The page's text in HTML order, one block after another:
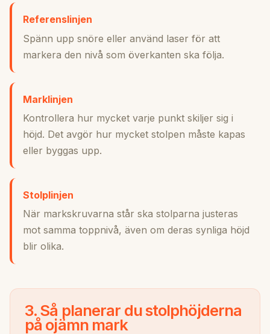
Referenslinjen
Spänn upp snöre eller använd laser för att
markera den nivå som överkanten ska följa.
Marklinjen
Kontrollera hur mycket varje punkt skiljer sig i
höjd. Det avgör hur mycket stolpen måste kapas
eller byggas upp.
Stolplinjen
När markskruvarna står ska stolparna justeras
mot samma toppnivå, även om deras synliga höjd
blir olika.
3. Så planerar du stolphöjderna
på ojämn mark